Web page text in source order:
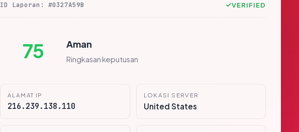
ID Laporan: #0327A59B VERIFIED
75 Aman
Ringkasan keputusan
ALAMAT IP
216.239.138.110
LOKASI SERVER
United States